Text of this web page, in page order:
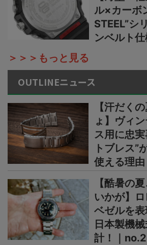
ル×カーボ
STEEL”シ
ンベルト
＞＞＞もっと見る
OUTLINEニュース
【汗だく
ょ】ヴィ
ス用に忠
トブレス”
使える理
【酷暑の
いかが】
ベゼルを
日本製機
計！｜